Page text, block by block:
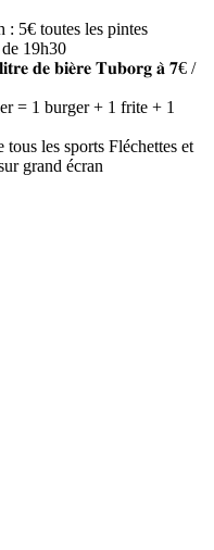
: 5€ toutes les pintes
19h30
𝐝𝐞 𝐛𝐢𝐞̀𝐫𝐞 𝐓𝐮𝐛𝐨𝐫𝐠 𝐚̀ 𝟕€ /
= 1 burger + 1 frite + 1
les sports Fléchettes et
grand écran